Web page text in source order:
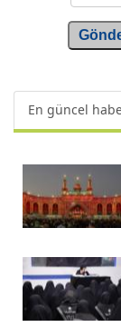
En güncel